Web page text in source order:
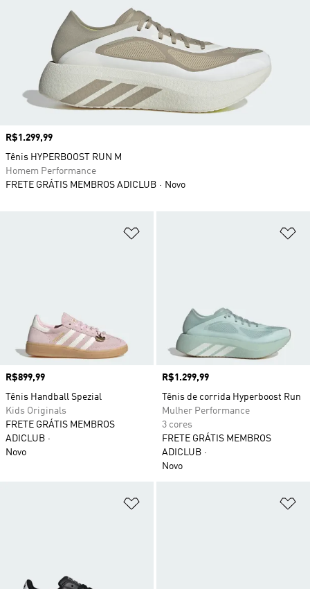
Preço
R$899,99
Tênis Handball Spezial
Kids Originals
FRETE GRÁTIS MEMBROS
ADICLUB
Novo
Preço
R$1.299,99
Tênis de corrida Hyperboost Run
Mulher Performance
3 cores
FRETE GRÁTIS MEMBROS
ADICLUB
Novo
Preço
R$1.299,99
Tênis HYPERBOOST RUN M
Homem Performance
FRETE GRÁTIS MEMBROS ADICLUB
Novo